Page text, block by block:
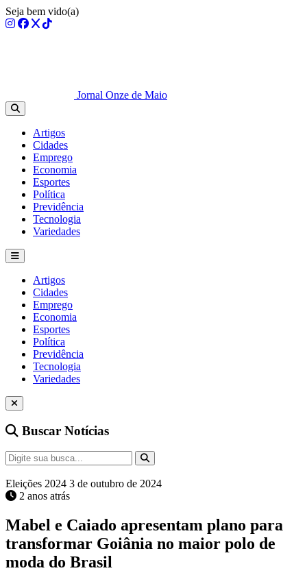
Seja bem vido(a)
Jornal Onze de Maio
Artigos
Cidades
Emprego
Economia
Esportes
Política
Previdência
Tecnologia
Variedades
Artigos
Cidades
Emprego
Economia
Esportes
Política
Previdência
Tecnologia
Variedades
Buscar Notícias
Eleições 2024 3 de outubro de 2024
2 anos atrás
Mabel e Caiado apresentam plano para
transformar Goiânia no maior polo de
moda do Brasil